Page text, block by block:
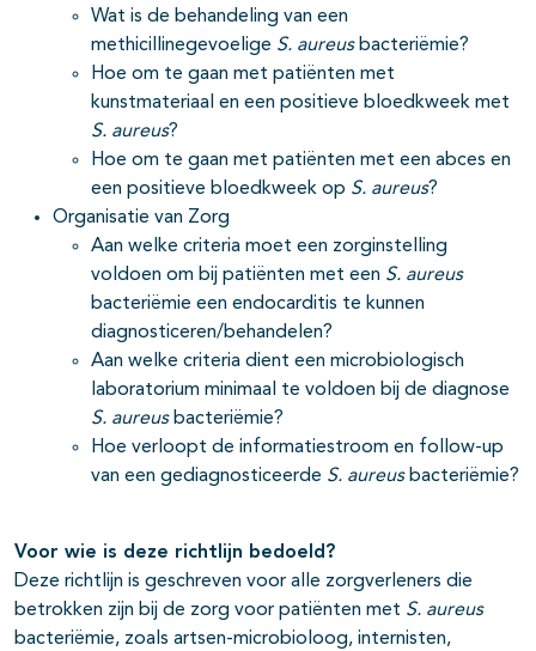
Wat is de behandeling van een
methicillinegevoelige S. aureusbacteriëmie?
Hoe om te gaan met patiënten met
kunstmateriaal en een positieve bloedkweek met
S. aureus?
Hoe om te gaan met patiënten met een abces en
een positieve bloedkweek op S. aureus?
Organisatie van Zorg
Aan welke criteria moet een zorginstelling
voldoen om bij patiënten met een S. aureus
bacteriëmie een endocarditis te kunnen
diagnosticeren/behandelen?
Aan welke criteria dient een microbiologisch
laboratorium minimaal te voldoen bij de diagnose
S. aureusbacteriëmie?
Hoe verloopt de informatiestroom en follow-up
van een gediagnosticeerde S. aureus bacteriëmie?
Voor wie is deze richtlijn bedoeld?
Deze richtlijn is geschreven voor alle zorgverleners die
betrokken zijn bij de zorg voor patiënten met S. aureus
bacteriëmie, zoals artsen-microbioloog, internisten,